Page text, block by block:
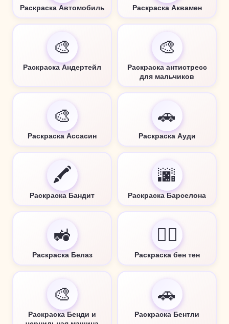
Раскраска Автомобиль Раскраска Аквамен
🎨
Раскраска Андертейл
🎨
Раскраска антистресс
для мальчиков
🎨
Раскраска Ассасин
🚗
Раскраска Ауди
🖍️
Раскраска Бандит
🌆
Раскраска Барселона
🚜
Раскраска Белаз
🦸‍♂️
Раскраска бен тен
🎨
Раскраска Бенди и
🚗
Раскраска Бентли